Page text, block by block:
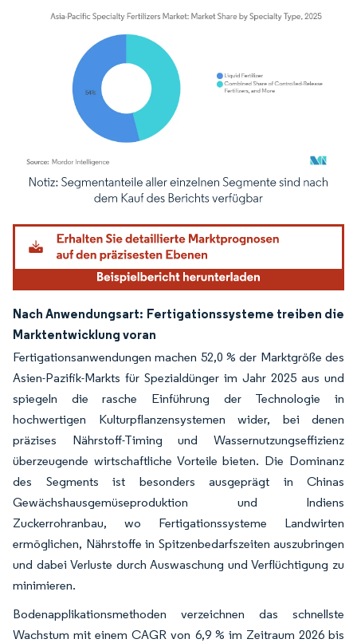
Bild © Mordor Intelligence. Wiederverwendung erfordert Namensnennung
Nach Anwendungsart: Fertigationssysteme treiben die
Marktentwicklung voran
Fertigationsanwendungen machen 52,0 % der Marktgröße des
Asien-Pazifik-Markts für Spezialdünger im Jahr 2025 aus und
spiegeln die rasche Einführung der Technologie in
hochwertigen Kulturpflanzensystemen wider, bei denen
präzises Nährstoff-Timing und Wassernutzungseffizienz
überzeugende wirtschaftliche Vorteile bieten. Die Dominanz
des Segments ist besonders ausgeprägt in Chinas
Gewächshausgemüseproduktion und Indiens
Zuckerrohranbau, wo Fertigationssysteme Landwirten
ermöglichen, Nährstoffe in Spitzenbedarfszeiten auszubringen
und dabei Verluste durch Auswaschung und Verflüchtigung zu
minimieren.
Bodenapplikationsmethoden verzeichnen das schnellste
Wachstum mit einem CAGR von 6,9 % im Zeitraum 2026 bis